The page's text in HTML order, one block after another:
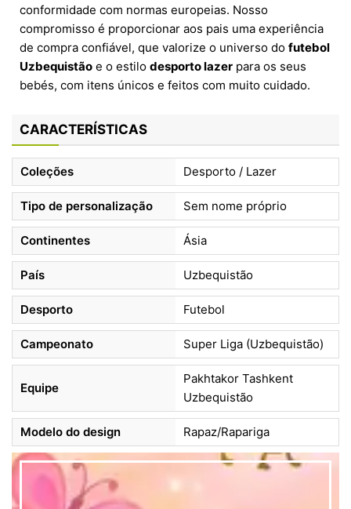
conformidade com normas europeias. Nosso
compromisso é proporcionar aos pais uma experiência
de compra confiável, que valorize o universo do futebol
Uzbequistão e o estilo desporto lazer para os seus
bebés, com itens únicos e feitos com muito cuidado.
CARACTERÍSTICAS
Coleções Desporto / Lazer
Tipo de personalização Sem nome próprio
Continentes Ásia
País Uzbequistão
Desporto Futebol
Campeonato Super Liga (Uzbequistão)
Equipe
Pakhtakor Tashkent
Uzbequistão
Modelo do design Rapaz/Rapariga